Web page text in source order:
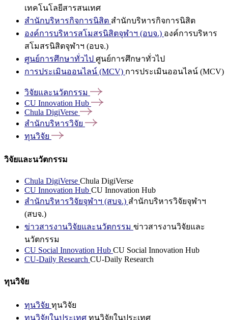
เทคโนโลยีสารสนเทศ
สำนักบริหารกิจการนิสิต สำนักบริหารกิจการนิสิต
องค์การบริหารสโมสรนิสิตจุฬาฯ (อบจ.) องค์การบริหาร
สโมสรนิสิตจุฬาฯ (อบจ.)
ศูนย์การศึกษาทั่วไป ศูนย์การศึกษาทั่วไป
การประเมินออนไลน์ (MCV) การประเมินออนไลน์ (MCV)
วิจัยและนวัตกรรม
CU Innovation Hub
Chula DigiVerse
สำนักบริหารวิจัย
ทุนวิจัย
วิจัยและนวัตกรรม
Chula DigiVerse Chula DigiVerse
CU Innovation Hub CU Innovation Hub
สำนักบริหารวิจัยจุฬาฯ (สบจ.) สำนักบริหารวิจัยจุฬาฯ
(สบจ.)
ข่าวสารงานวิจัยและนวัตกรรม ข่าวสารงานวิจัยและ
นวัตกรรม
CU Social Innovation Hub CU Social Innovation Hub
CU-Daily Research CU-Daily Research
ทุนวิจัย
ทุนวิจัย ทุนวิจัย
ทุนวิจัยในประเทศ ทุนวิจัยในประเทศ